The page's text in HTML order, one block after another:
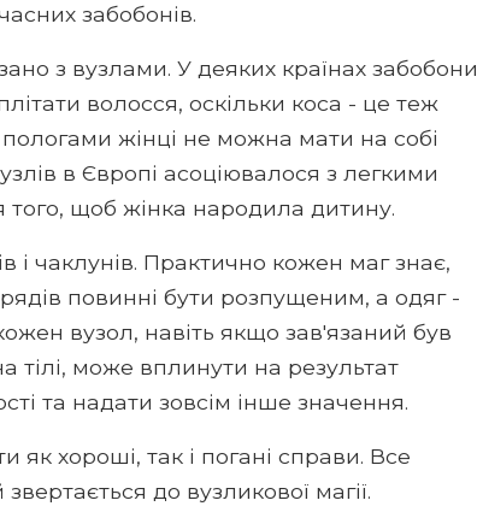
забобонів.
з вузлами. У деяких країнах забобони
волосся, оскільки коса - це теж
жінці не можна мати на собі
в Європі асоціювалося з легкими
того, щоб жінка народила дитину.
і чаклунів. Практично кожен маг знає,
повинні бути розпущеним, а одяг -
вузол, навіть якщо зав'язаний був
може вплинути на результат
та надати зовсім інше значення.
хороші, так і погані справи. Все
до вузликової магії.